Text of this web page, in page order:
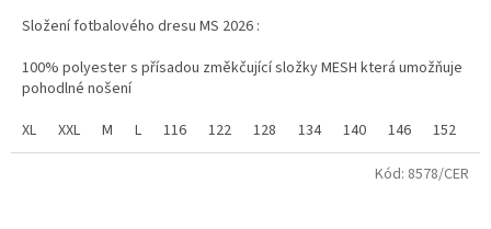
z
hvězdiček.
Složení fotbalového dresu MS 2026 :
100% polyester s přísadou změkčující složky MESH která umožňuje
pohodlné nošení
velikosti od dětských 116 po dospělé XXXL
XL XXL M L 116 122 128 134 140 146 152
Kód: 8578/CER